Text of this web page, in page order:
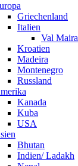
Griechenland
Italien
Val Maira
Kroatien
Madeira
Montenegro
Russland
Kanada
Kuba
USA
Bhutan
Indien/ Ladakh